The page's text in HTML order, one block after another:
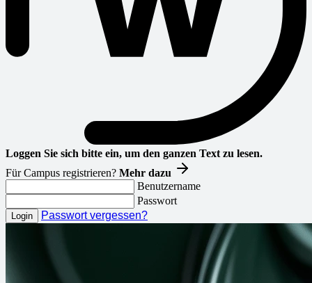
Loggen Sie sich bitte ein, um den ganzen Text zu lesen.
Für Campus registrieren? Mehr dazu
Benutzername
Passwort
Passwort vergessen?